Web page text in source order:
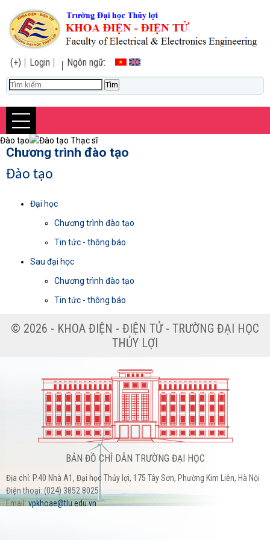
(+) Login Ngôn ngữ:
Đào tạo Đào tạo Thạc sĩ
Chương trình đào tạo
Đào tạo
Đại học
Chương trình đào tạo
Tin tức - thông báo
Sau đại học
Chương trình đào tạo
Tin tức - thông báo
© 2026 - KHOA ĐIỆN - ĐIỆN TỬ - TRƯỜNG ĐẠI HỌC
THỦY LỢI
BẢN ĐỒ CHỈ DẪN TRƯỜNG ĐẠI HỌC
Địa chỉ: P.40 Nhà A1, Đại học Thủy lợi, 175 Tây Sơn, Phường Kim Liên, Hà Nội
Điện thoại: (024) 3852.8025
Email:vpkhoae@tlu.edu.vn